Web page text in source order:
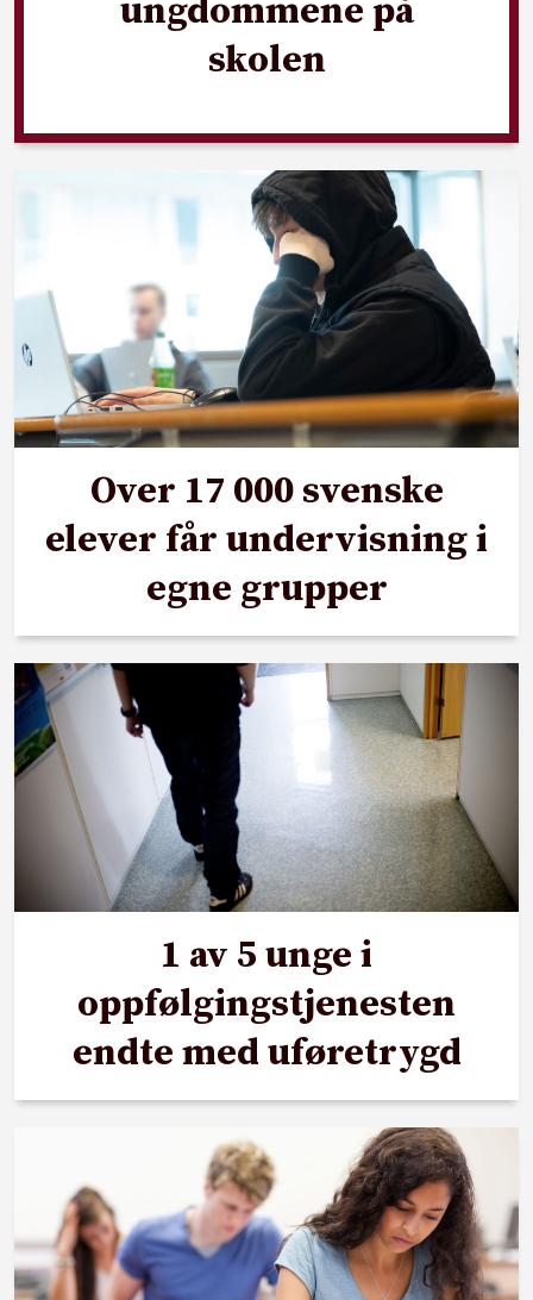
ungdommene på
skolen
Over 17 000 svenske
elever får undervisning i
egne grupper
1 av 5 unge i
oppfølgingstjenesten
endte med uføretrygd